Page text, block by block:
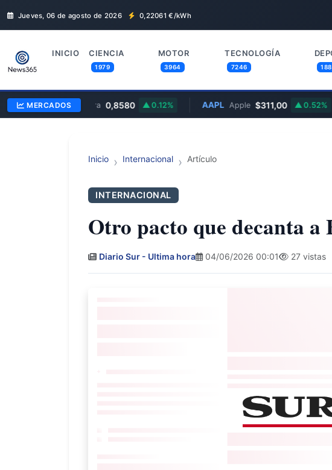
Jueves, 06 de agosto de 2026 0,22061 €/kWh
INICIO CIENCIA
1979
MOTOR
3964
TECNOLOGÍA
7246
MERCADOS
EUR/GBP Euro/Libra 0,8580 0.12% AAPL Apple $311,00 0.52%
Inicio Internacional Artículo
INTERNACIONAL
Otro pacto que decanta a
Diario Sur - Ultima hora 04/06/2026 00:01 27 vistas